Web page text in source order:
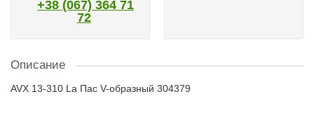
+38 (067) 364 71
72
Описание
AVX 13-310 La Пас V-образный 304379